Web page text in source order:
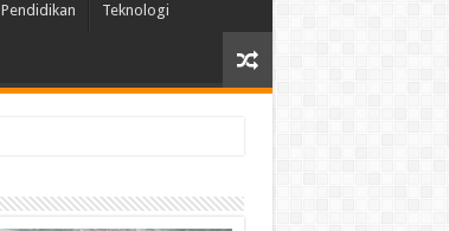
Pendidikan Teknologi